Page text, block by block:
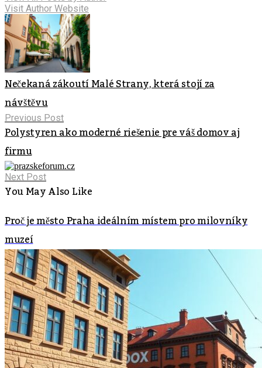
Visit Author Website
Nečekaná zákoutí Malé Strany, která stojí za
návštěvu
Previous Post
Polystyren ako moderné riešenie pre váš domov aj
firmu
Next Post
You May Also Like
Proč je město Praha ideálním místem pro milovníky
muzeí